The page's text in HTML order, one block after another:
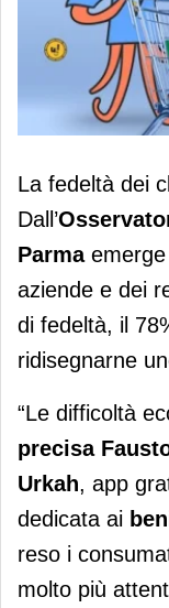
Urkah
La fedeltà dei
Dall’
Parma
aziende e dei
di fedeltà, il
ridisegnarne
“Le difficoltà
precisa
Urkah, app
dedicata ai
reso i
molto più